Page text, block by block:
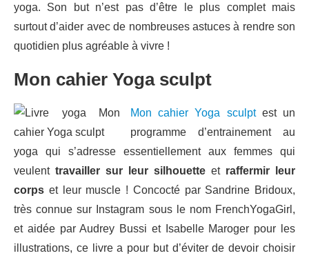
yoga. Son but n’est pas d’être le plus complet mais
surtout d’aider avec de nombreuses astuces à rendre son
quotidien plus agréable à vivre !
Mon cahier Yoga sculpt
Mon cahier Yoga sculptest un
programme d’entrainement au
yoga qui s’adresse essentiellement aux femmes qui
veulent travailler sur leur silhouette et raffermir leur
corps et leur muscle ! Concocté par Sandrine Bridoux,
très connue sur Instagram sous le nom FrenchYogaGirl,
et aidée par Audrey Bussi et Isabelle Maroger pour les
illustrations, ce livre a pour but d’éviter de devoir choisir